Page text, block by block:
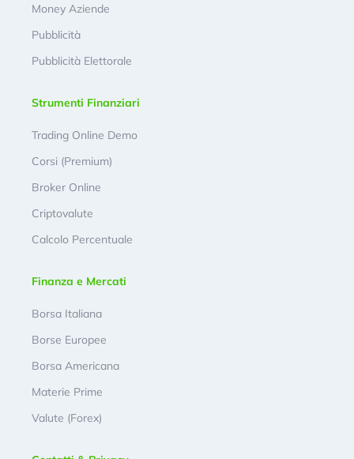
Money Aziende
Pubblicità
Pubblicità Elettorale
Strumenti Finanziari
Trading Online Demo
Corsi (Premium)
Broker Online
Criptovalute
Calcolo Percentuale
Finanza e Mercati
Borsa Italiana
Borse Europee
Borsa Americana
Materie Prime
Valute (Forex)